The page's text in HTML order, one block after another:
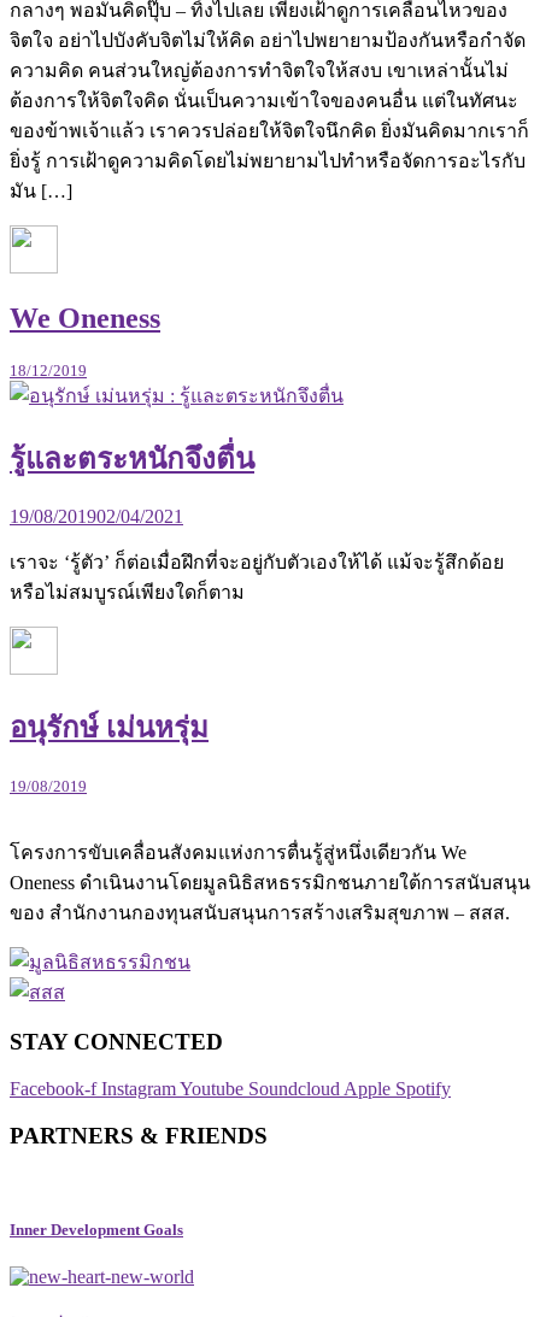
กลางๆ พอมันคิดปุ๊บ – ทิ้งไปเลย เพียงเฝ้าดูการเคลื่อนไหวของ
จิตใจ อย่าไปบังคับจิตไม่ให้คิด อย่าไปพยายามป้องกันหรือกำจัด
ความคิด คนส่วนใหญ่ต้องการทำจิตใจให้สงบ เขาเหล่านั้นไม่
ต้องการให้จิตใจคิด นั่นเป็นความเข้าใจของคนอื่น แต่ในทัศนะ
ของข้าพเจ้าแล้ว เราควรปล่อยให้จิตใจนึกคิด ยิ่งมันคิดมากเราก็
ยิ่งรู้ การเฝ้าดูความคิดโดยไม่พยายามไปทำหรือจัดการอะไรกับ
มัน […]
We Oneness
18/12/2019
รู้และตระหนักจึงตื่น
19/08/201902/04/2021
เราจะ ‘รู้ตัว’ ก็ต่อเมื่อฝึกที่จะอยู่กับตัวเองให้ได้ แม้จะรู้สึกด้อย
หรือไม่สมบูรณ์เพียงใดก็ตาม
อนุรักษ์ เม่นหรุ่ม
19/08/2019
โครงการขับเคลื่อนสังคมแห่งการตื่นรู้สู่หนึ่งเดียวกัน We
Oneness ดำเนินงานโดยมูลนิธิสหธรรมิกชนภายใต้การสนับสนุน
ของ สำนักงานกองทุนสนับสนุนการสร้างเสริมสุขภาพ – สสส.
STAY CONNECTED​
Facebook-f InstagramYoutube Soundcloud Apple Spotify
PARTNERS & FRIENDS
Inner Development Goals